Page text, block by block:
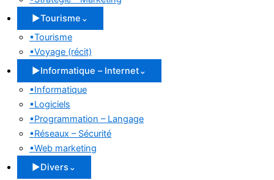
▶Tourisme ⌄
▪Tourisme
▪Voyage (récit)
▶Informatique – Internet⌄
▪Informatique
▪Logiciels
▪Programmation – Langage
▪Réseaux – Sécurité
▪Web marketing
▶Divers ⌄